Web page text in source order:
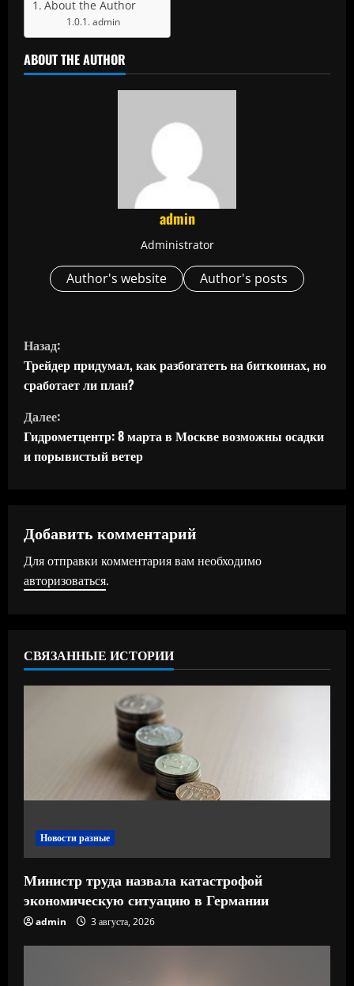
About the Author
admin
ABOUT THE AUTHOR
admin
Administrator
Author's website Author's posts
П
р
о
д
о
ж
и
ч
и
Назад:
Трейдер придумал, как разбогатеть на биткоинах, но
сработает ли план?
Далее:
Гидрометцентр: 8 марта в Москве возможны осадки
и порывистый ветер
Добавить комментарий
Для отправки комментария вам необходимо
авторизоваться.
СВЯЗАННЫЕ ИСТОРИИ
Новости разные
Министр труда назвала катастрофой
экономическую ситуацию в Германии
admin 3 августа, 2026